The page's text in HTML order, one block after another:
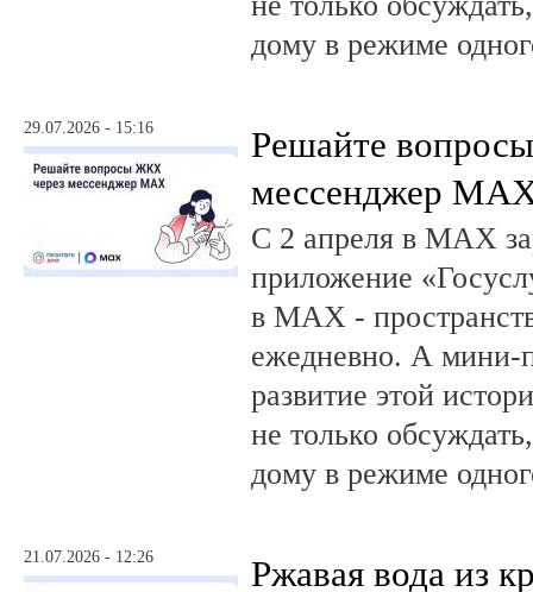
дому в режиме
29.07.2026 - 15:16
Решайте
мессенджер
С 2 апреля в MAX
приложение
в MAX -
ежедневно. А мини-
развитие этой
не только
дому в режиме
21.07.2026 - 12:26 Ржавая вода из